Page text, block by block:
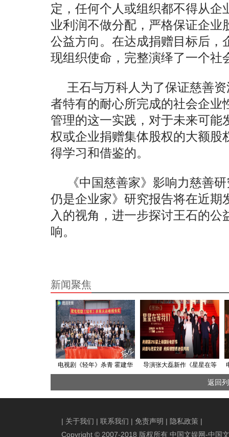
定，任何个人或组织都不得从
业利润不做分配，严格保证企业
公益方向。在达成捐赠目标后，
现组织使命，完整演绎了一个社
王石与万科人为了保证慈善
者特有的耐心所完成的社会企业
管理的这一实践，对于未来可能
权或企业捐赠集体股权的大额股
得学习和借鉴的。
《中国慈善家》影响力慈善
仍是企业家》研究报告将在近期
入的视角，进一步探讨王石的
响。
新闻聚焦
电视剧《轻年》杀青 霍建华
导演张大磊新作《星星在等
我们》上影节世界首映 诗意
聚焦笨拙追梦人备受推崇
返回
| 关于我们 | 联系我们 | 免责声明 | 隐私政策 |
Copyright © 2007-2018 版权所有 中国文娱网-中国